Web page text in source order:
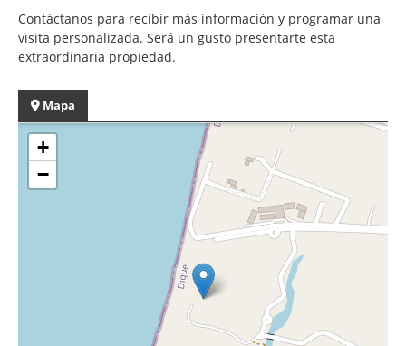
Contáctanos para recibir más información y programar una
visita personalizada. Será un gusto presentarte esta
extraordinaria propiedad.
Mapa
+
−